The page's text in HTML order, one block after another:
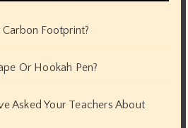
Footprint?
Or Hookah Pen?
Asked Your Teachers About